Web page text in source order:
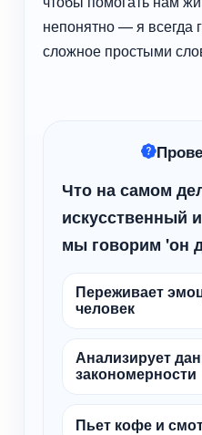
непонятно — я всегда
сложное простыми
Что на самом
искусственный
мы говорим 'он
Переживает
человек
Анализирует
закономерности
Пьет кофе и